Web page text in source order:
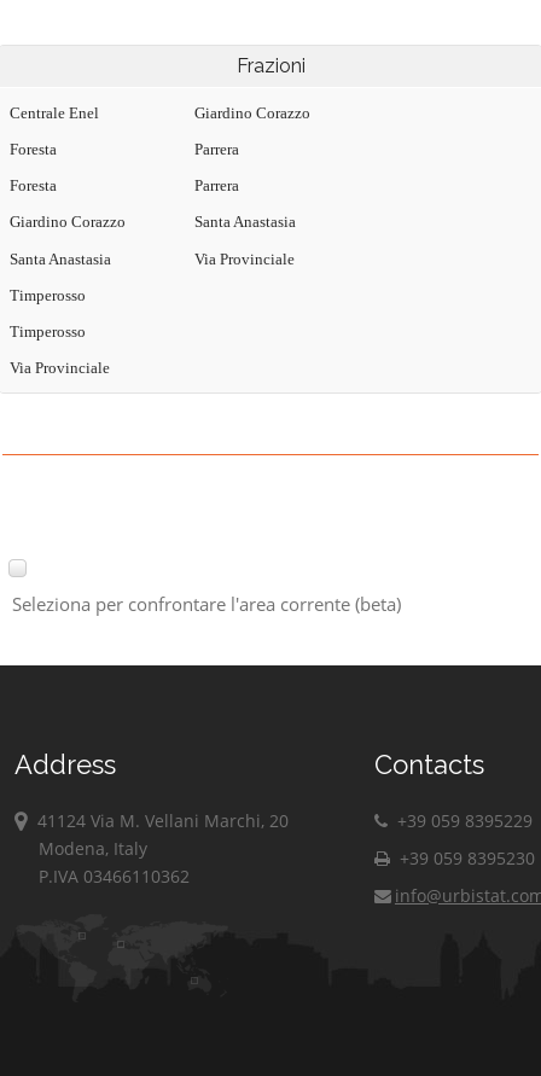
Frazioni
Centrale Enel
Foresta
Foresta
Giardino Corazzo
Giardino Corazzo
Parrera
Parrera
Santa Anastasia
Santa Anastasia
Timperosso
Timperosso
Via Provinciale
Via Provinciale
Seleziona per confrontare l'area corrente (beta)
Address
41124 Via M. Vellani Marchi, 20
Modena, Italy
P.IVA 03466110362
Contacts
+39 059 8395229
+39 059 8395230